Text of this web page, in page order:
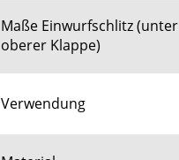
Maße Einwurfschlitz (unter
oberer Klappe)
Verwendung